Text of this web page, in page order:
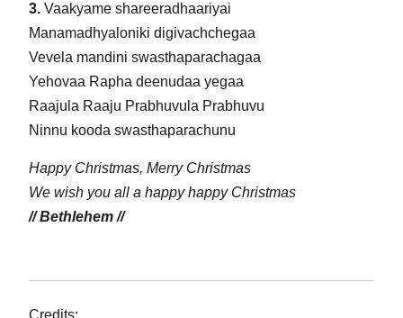
3.Vaakyame shareeradhaariyai
Manamadhyaloniki digivachchegaa
Vevela mandini swasthaparachagaa
Yehovaa Rapha deenudaa yegaa
Raajula Raaju Prabhuvula Prabhuvu
Ninnu kooda swasthaparachunu
Happy Christmas, Merry Christmas
We wish you all a happy happy Christmas
// Bethlehem //
Credits: